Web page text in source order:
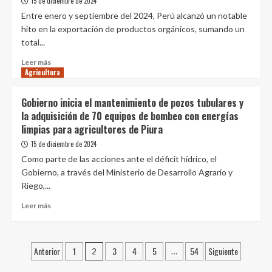
impulsarán
proyectos
desarrollo
sostenible
agro
peruano
Entre enero y septiembre del 2024, Perú alcanzó un notable
hito en la exportación de productos orgánicos, sumando un
total...
Leer más
más
alcanzó
exportaciones
de
productos
por
US$
Agricultura
Gobierno inicia el mantenimiento de pozos tubulares y
la adquisición de 70 equipos de bombeo con energías
limpias para agricultores de Piura
15 de diciembre de 2024
Como parte de las acciones ante el déficit hídrico, el
Gobierno, a través del Ministerio de Desarrollo Agrario y
Riego,...
Leer más
inicia
el
Paginación
Anterior 1 2 3 4 5 … 54 Siguiente